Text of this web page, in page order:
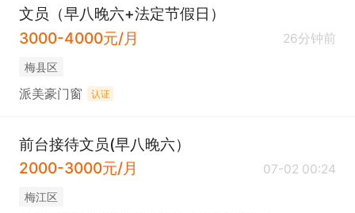
文员（早八晚六+法定节假日）
3000-4000元/月
26分钟前
梅县区
派美豪门窗 认证
前台接待文员(早八晚六）
2000-3000元/月
07-02 00:24
梅江区